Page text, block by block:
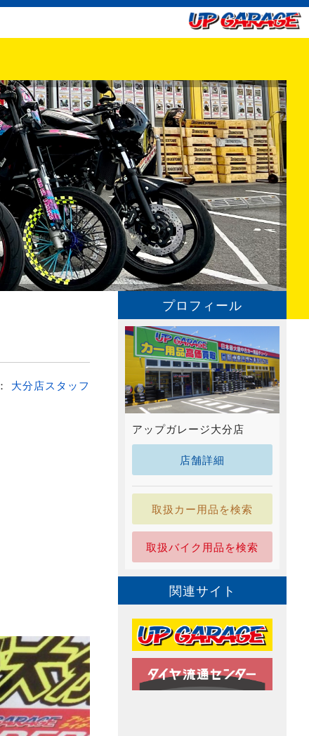
大分店スタッフ
プロフィール
アップガレージ大分店
店舗詳細
取扱カー用品を検索
取扱バイク用品を検索
関連サイト